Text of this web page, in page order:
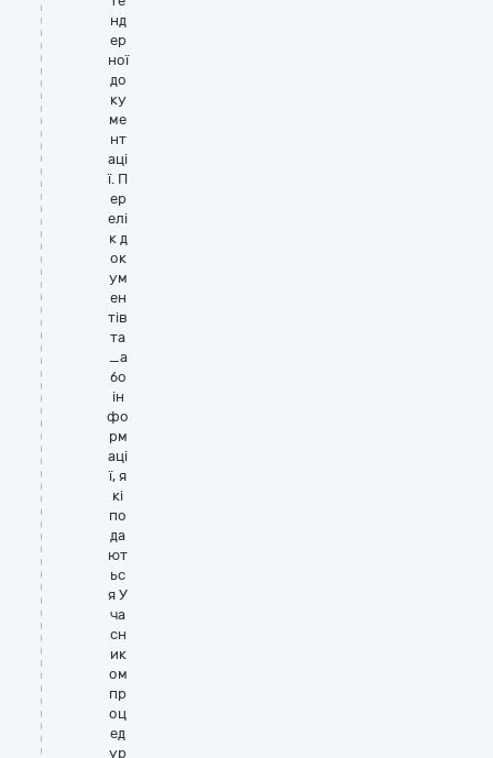
нд
ер
ної
до
ку
ме
нт
аці
ї. П
ер
елі
к д
ок
ум
ен
тів
та
_а
бо
ін
фо
рм
аці
ї, я
кі
по
да
ют
ьс
я У
ча
сн
ик
ом
пр
оц
ед
ур